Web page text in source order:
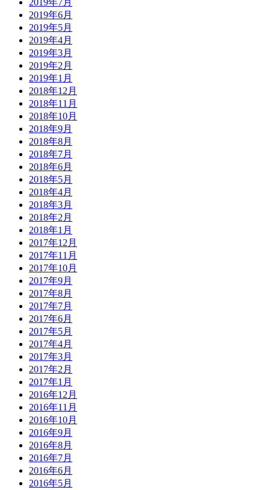
2019年7月
2019年6月
2019年5月
2019年4月
2019年3月
2019年2月
2019年1月
2018年12月
2018年11月
2018年10月
2018年9月
2018年8月
2018年7月
2018年6月
2018年5月
2018年4月
2018年3月
2018年2月
2018年1月
2017年12月
2017年11月
2017年10月
2017年9月
2017年8月
2017年7月
2017年6月
2017年5月
2017年4月
2017年3月
2017年2月
2017年1月
2016年12月
2016年11月
2016年10月
2016年9月
2016年8月
2016年7月
2016年6月
2016年5月